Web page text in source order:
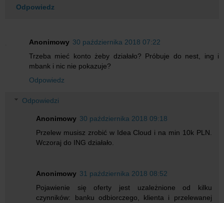
Odpowiedz
Anonimowy 30 października 2018 07:22
Trzeba mieć konto żeby działało? Próbuje do nest, ing i
mbank i nic nie pokazuje?
Odpowiedz
Odpowiedzi
Anonimowy 30 października 2018 09:18
Przelew musisz zrobić w Idea Cloud i na min 10k PLN.
Wczoraj do ING działało.
Anonimowy 31 października 2018 08:52
Pojawienie się oferty jest uzależnione od kilku
czynników: banku odbiorczego, klienta i przelewanej